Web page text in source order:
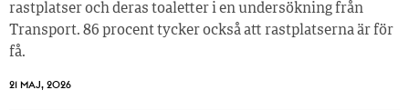
rastplatser och deras toaletter i en undersökning från
Transport. 86 procent tycker också att rastplatserna är för
få.
21 MAJ, 2026